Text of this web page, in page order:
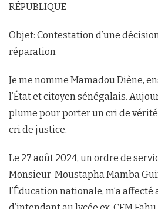
RÉPUBLIQUE
Objet: Contestation d’une
réparation
Je me nomme Mamadou Diène,
l’État et citoyen sénégalais.
plume pour porter un cri de
cri de justice.
Le 27 août 2024, un ordre de
Monsieur Moustapha Mamba
l’Éducation nationale, m’a